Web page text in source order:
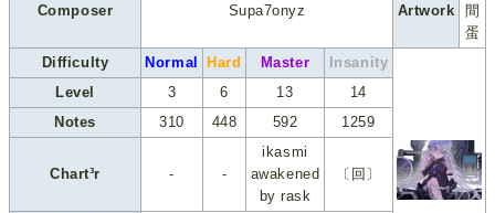
Composer Supa7onyz Artwork
間
蛋
Difficulty
Normal Hard Master
Insanity
Level
3 6 13
14
Notes
310 448 592 1259
Chart³r - -
ikasmi
awakened
by rask
〔回〕